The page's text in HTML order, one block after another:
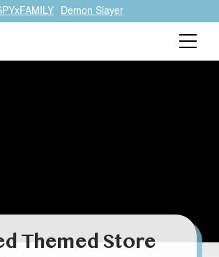
Demon Slayer
Themed Store